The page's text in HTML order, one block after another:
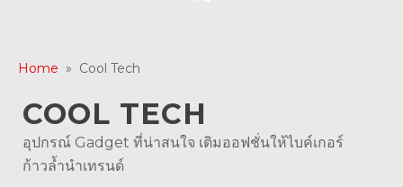
Home » Cool Tech
COOL TECH
อุปกรณ์ Gadget ที่น่าสนใจ เติมออฟชั่นให้ไบค์เกอร์
ก้าวล้ำนำเทรนด์